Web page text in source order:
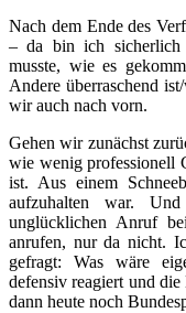
Nach dem Ende des
– da bin ich sicherlich
musste, wie es
Andere überraschend
wir auch nach vorn.
Gehen wir zunächst
wie wenig professionell
ist. Aus einem
aufzuhalten war.
unglücklichen Anruf
anrufen, nur da nicht.
gefragt: Was wäre
defensiv reagiert und
dann heute noch